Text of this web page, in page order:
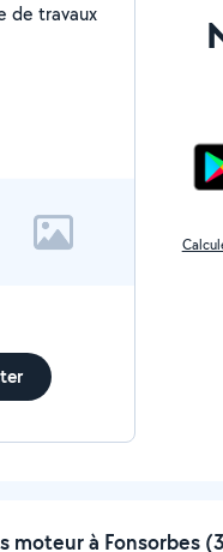
de travaux
moteur à Fonsorbes